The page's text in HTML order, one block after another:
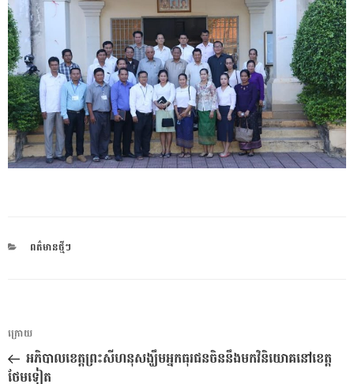
CATEGORIES
ពត៌មានថ្មីៗ
ការ​
នាំទិស​
ប្រកាស
អត្ថបទ
មុន
ក្រោយ
អភិបាលខេត្ត​ព្រះសីហនុ​​សង្ឃឹម​​អ្នក​​ធុរជន​ចិន​​នឹង​​មក​​វិនិយោគ​​នៅ​​ខេត្ត​
ថែមទៀត​